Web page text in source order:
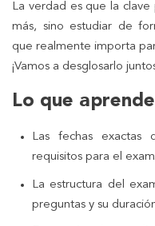
La verdad es que la
más, sino estudiar de
que realmente importa
¡Vamos a desglosarlo
Lo que
Las fechas exactas
requisitos para el
La estructura del
preguntas y su